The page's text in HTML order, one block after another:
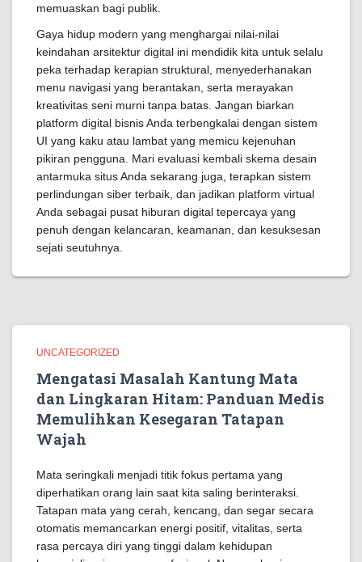
memuaskan bagi publik.
Gaya hidup modern yang menghargai nilai-nilai
keindahan arsitektur digital ini mendidik kita untuk selalu
peka terhadap kerapian struktural, menyederhanakan
menu navigasi yang berantakan, serta merayakan
kreativitas seni murni tanpa batas. Jangan biarkan
platform digital bisnis Anda terbengkalai dengan sistem
UI yang kaku atau lambat yang memicu kejenuhan
pikiran pengguna. Mari evaluasi kembali skema desain
antarmuka situs Anda sekarang juga, terapkan sistem
perlindungan siber terbaik, dan jadikan platform virtual
Anda sebagai pusat hiburan digital tepercaya yang
penuh dengan kelancaran, keamanan, dan kesuksesan
sejati seutuhnya.
UNCATEGORIZED
Mengatasi Masalah Kantung Mata
dan Lingkaran Hitam: Panduan Medis
Memulihkan Kesegaran Tatapan
Wajah
Mata seringkali menjadi titik fokus pertama yang
diperhatikan orang lain saat kita saling berinteraksi.
Tatapan mata yang cerah, kencang, dan segar secara
otomatis memancarkan energi positif, vitalitas, serta
rasa percaya diri yang tinggi dalam kehidupan